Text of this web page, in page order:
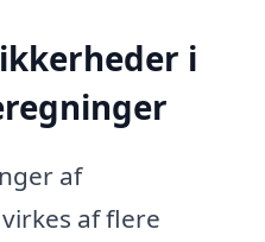
i
af
af flere